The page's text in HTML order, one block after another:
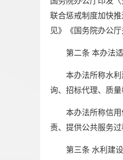
联合惩戒制度加快
见》《国务院办公
第二条 本办法
本办法所称水
询、招标代理、质
本办法所称信
责、提供公共服务
第三条 水利建